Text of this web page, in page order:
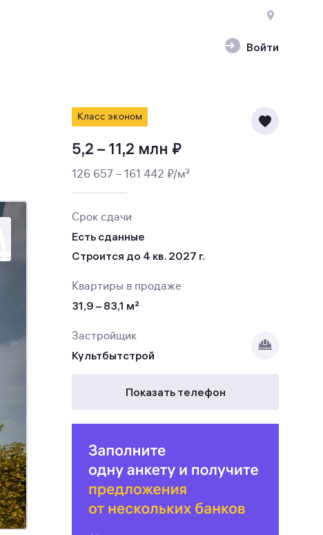
Войти
Класс эконом
5,2 – 11,2 млн ₽
126 657 – 161 442 ₽/м²
Срок сдачи
Есть сданные
Строится до 4 кв. 2027 г.
Квартиры в продаже
31,9 – 83,1 м²
Застройщик
Культбытстрой
Показать телефон